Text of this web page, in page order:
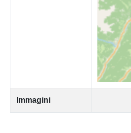
Immagini